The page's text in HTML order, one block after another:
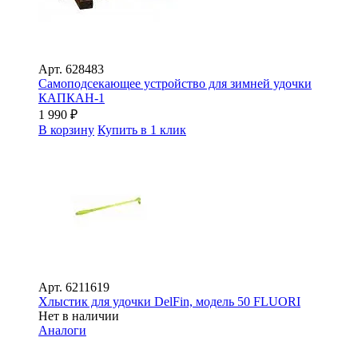
Арт. 628483
Самоподсекающее устройство для зимней удочки
КАПКАН-1
1 990 ₽
В корзину Купить в 1 клик
Арт. 6211619
Хлыстик для удочки DelFin, модель 50 FLUORI
Нет в наличии
Аналоги